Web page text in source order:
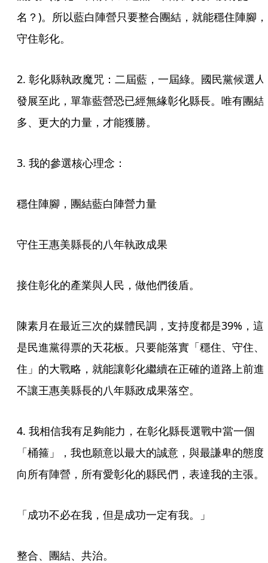
名？)。所以藍白陣營只要整合團結，就能穩住陣腳，
守住彰化。
2. 彰化縣執政魔咒：二屆藍，一屆綠。國民黨候選人
發展至此，單靠藍營恐已經無緣彰化縣長。唯有團結
多、更大的力量，才能獲勝。
3. 我的參選核心理念：
穩住陣腳，團結藍白陣營力量
守住王惠美縣長的八年執政成果
接住彰化的產業與人民，做他們後盾。
陳素月在最近三次的媒體民調，支持度都是39%，這
是民進黨得票的天花板。只要能落實「穩住、守住、
住」的大戰略，就能讓彰化繼續在正確的道路上前進
不讓王惠美縣長的八年縣政成果落空。
4. 我相信我有足夠能力，在彰化縣長選戰中當一個
「桶箍」，我也願意以最大的誠意，與最謙卑的態度
向所有陣營，所有愛彰化的縣民們，表達我的主張。
「成功不必在我，但是成功一定有我。」
整合、團結、共治。